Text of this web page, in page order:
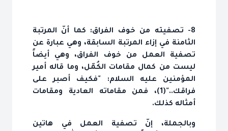
8- تصفيته من خوف الفراق: كما أنّ المرتبة
الثامنة في إزاء المرتبة السابقة، وهي عبارة عن
تصفية العمل من خوف الفراق، وهي أيضاً
ليست من كمال مقامات الكُمّل، وما قاله أمير
المؤمنين عليه السلام: "فكيف أصبر على
فراقك.."(1)، فمن مقاماته العادية ومقامات
أمثاله كذلك.
وبالجملة، إنّ تصفية العمل في هاتين